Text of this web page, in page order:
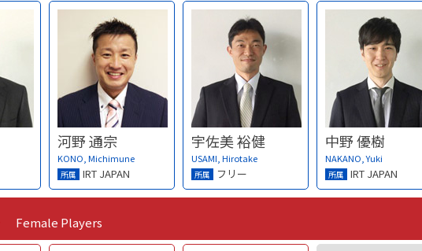
河野 通宗
KONO, Michimune
所属 IRT JAPAN
宇佐美 裕健
USAMI, Hirotake
所属 フリー
中野 優樹
NAKANO, Yuki
所属 IRT JAPAN
Female Players